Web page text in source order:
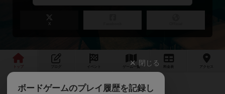
X
ゲーム 一覧 料金 アクセス
最新情報 世界を救え！！〜エルドリッジホラー会〜
閉じる
ボードゲームのプレイ履歴を記録し